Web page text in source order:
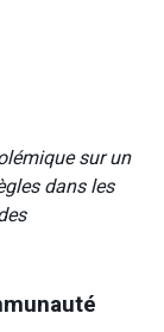
sur un
dans les